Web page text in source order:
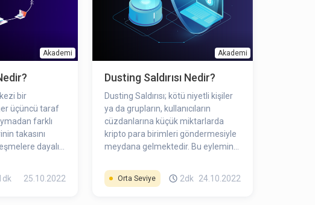
Akademi
bir
üçüncü taraf
farklı
takasını
dayalı
25.10.2022
Akademi
Dusting Saldırısı Nedir?
Dusting Saldırısı; kötü niyetli kişiler
ya da grupların, kullanıcıların
cüzdanlarına küçük miktarlarda
kripto para birimleri göndermesiyle
meydana gelmektedir. Bu eylemin
kötü niyetli kişiler ya da grupların
kimlik bilgilerine ulaşmak
Orta Seviye 2dk 24.10.2022